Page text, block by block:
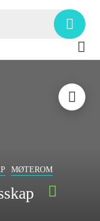
MØTEROM